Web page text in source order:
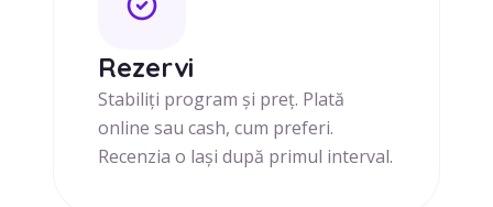
Rezervi
Stabiliți program și preț. Plată
online sau cash, cum preferi.
Recenzia o lași după primul interval.